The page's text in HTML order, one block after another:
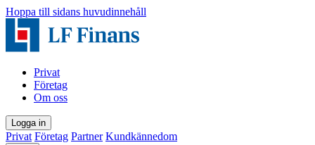
Hoppa till sidans huvudinnehåll
Privat
Företag
Om oss
Logga in
Privat Företag Partner Kundkännedom